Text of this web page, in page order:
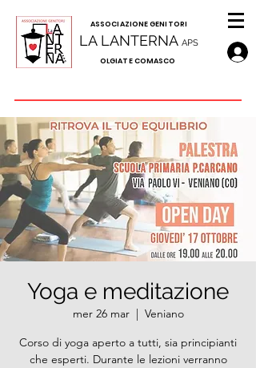
LA LANTERNA APS
ASSOCIAZIONE GENITORI
OLGIATE COMASCO
Yoga e meditazione
mer 26 mar
  |
Veniano
Corso di yoga aperto a tutti, sia principianti
che esperti. Durante le lezioni verranno